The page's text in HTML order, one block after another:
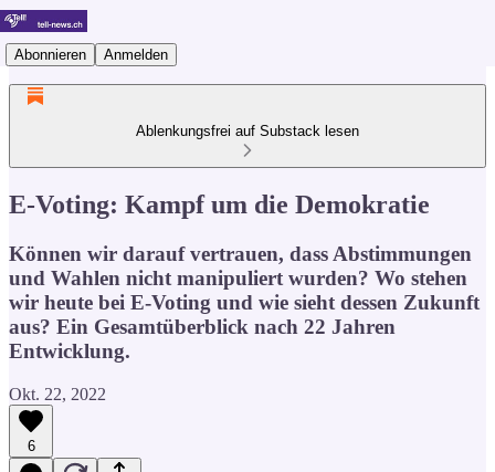
Abonnieren Anmelden
Ablenkungsfrei auf Substack lesen
E-Voting: Kampf um die Demokratie
Können wir darauf vertrauen, dass Abstimmungen
und Wahlen nicht manipuliert wurden? Wo stehen
wir heute bei E-Voting und wie sieht dessen Zukunft
aus? Ein Gesamtüberblick nach 22 Jahren
Entwicklung.
Okt. 22, 2022
6